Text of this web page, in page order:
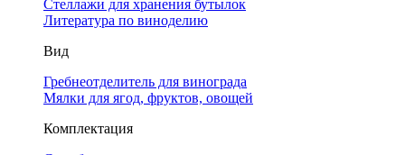
Стеллажи для хранения бутылок
Литература по виноделию
Вид
Гребнеотделитель для винограда
Мялки для ягод, фруктов, овощей
Комплектация